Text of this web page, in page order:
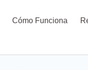
Cómo Funciona